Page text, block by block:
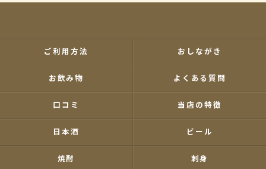
ご利用方法 おしながき
お飲み物 よくある質問
口コミ 当店の特徴
日本酒 ビール
焼酎 刺身